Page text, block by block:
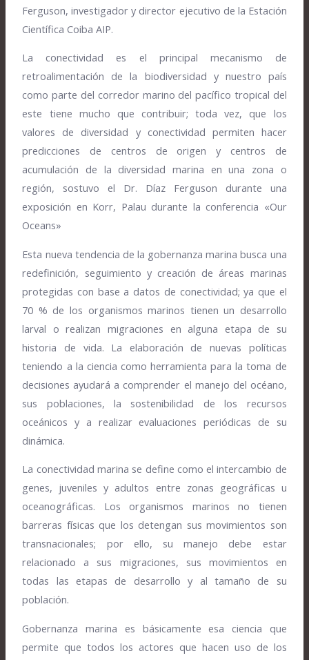
Ferguson, investigador y director ejecutivo de la Estación
Científica Coiba AIP.
La conectividad es el principal mecanismo de
retroalimentación de la biodiversidad y nuestro país
como parte del corredor marino del pacífico tropical del
este tiene mucho que contribuir; toda vez, que los
valores de diversidad y conectividad permiten hacer
predicciones de centros de origen y centros de
acumulación de la diversidad marina en una zona o
región, sostuvo el Dr. Díaz Ferguson durante una
exposición en Korr, Palau durante la conferencia «Our
Oceans»
Esta nueva tendencia de la gobernanza marina busca una
redefinición, seguimiento y creación de áreas marinas
protegidas con base a datos de conectividad; ya que el
70 % de los organismos marinos tienen un desarrollo
larval o realizan migraciones en alguna etapa de su
historia de vida. La elaboración de nuevas políticas
teniendo a la ciencia como herramienta para la toma de
decisiones ayudará a comprender el manejo del océano,
sus poblaciones, la sostenibilidad de los recursos
oceánicos y a realizar evaluaciones periódicas de su
dinámica.
La conectividad marina se define como el intercambio de
genes, juveniles y adultos entre zonas geográficas u
oceanográficas. Los organismos marinos no tienen
barreras físicas que los detengan sus movimientos son
transnacionales; por ello, su manejo debe estar
relacionado a sus migraciones, sus movimientos en
todas las etapas de desarrollo y al tamaño de su
población.
Gobernanza marina es básicamente esa ciencia que
permite que todos los actores que hacen uso de los